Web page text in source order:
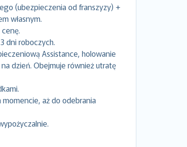
(ubezpieczenia od franszyzy) +
własnym.
dni roboczych.
Assistance, holowanie
dzień. Obejmuje również utratę
aż do odebrania